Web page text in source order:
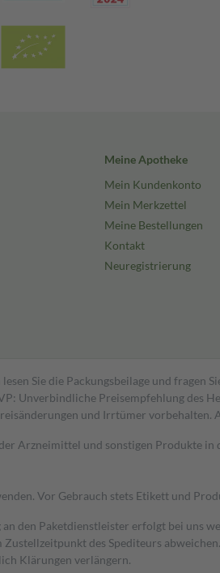
Meine Apotheke
Mein Kundenkonto
Mein Merkzettel
Meine Bestellungen
Kontakt
Neuregistrierung
Sie die Packungsbeilage und
Unverbindliche Preisempfehlung des
und Irrtümer vorbehalten.
Arzneimittel und sonstigen Produkte
Vor Gebrauch stets Etikett und
den Paketdienstleister erfolgt bei uns
des Spediteurs
Klärungen verlängern.